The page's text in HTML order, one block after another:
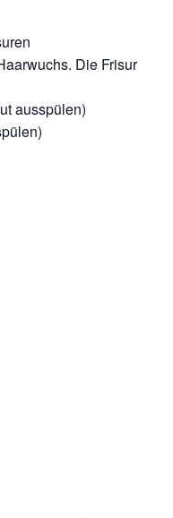
Die Frisur
ausspülen)